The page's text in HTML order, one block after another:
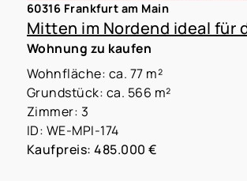
60316 Frankfurt am Main
Wohnung zu kaufen
Wohnfläche: ca. 77 m²
Grundstück: ca. 566 m²
Zimmer: 3
ID: WE-MPI-174
Kaufpreis: 485.000 €